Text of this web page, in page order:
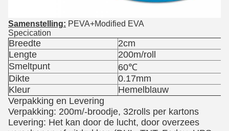
Samenstelling: PEVA+Modified EVA
Specication
Breedte
2cm
Lengte
200m/roll
Smeltpunt
60℃
Dikte
0.17mm
Kleur
Hemelblauw
Verpakking en Levering
Verpakking: 200m/-broodje, 32rolls per kartons
Levering: Het kan door de lucht, door overzees